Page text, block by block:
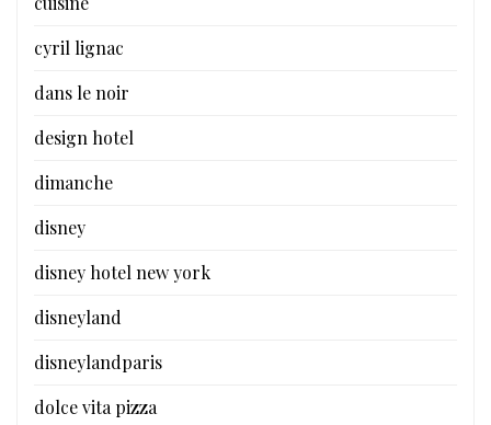
cyril lignac
dans le noir
design hotel
dimanche
disney
disney hotel new york
disneyland
disneylandparis
dolce vita pizza